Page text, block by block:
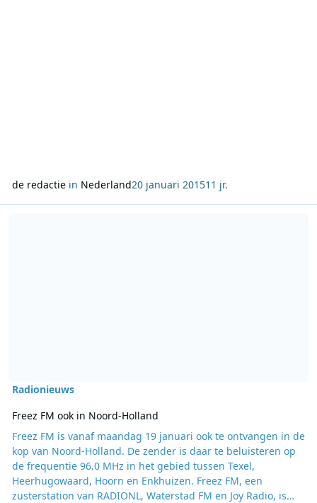
de redactiein Nederland20 januari 201511 jr.
Radionieuws
Freez FM ook in Noord-Holland
Freez FM is vanaf maandag 19 januari ook te ontvangen in de
kop van Noord-Holland. De zender is daar te beluisteren op
de frequentie 96.0 MHz in het gebied tussen Texel,
Heerhugowaard, Hoorn en Enkhuizen. Freez FM, een
zusterstation van RADIONL, Waterstad FM en Joy Radio, is